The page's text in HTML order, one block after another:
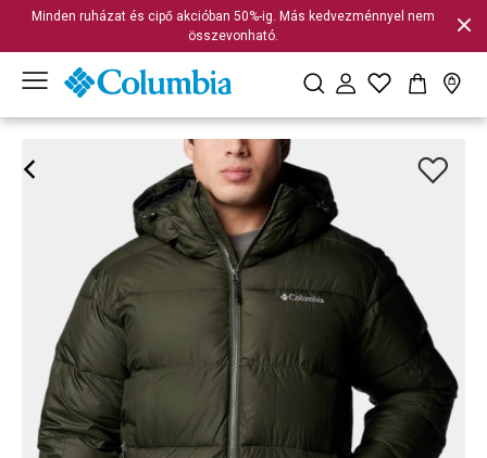
Minden ruházat és cipő akcióban 50%-ig. Más kedvezménnyel nem
összevonható.